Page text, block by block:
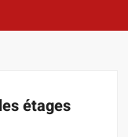
étages